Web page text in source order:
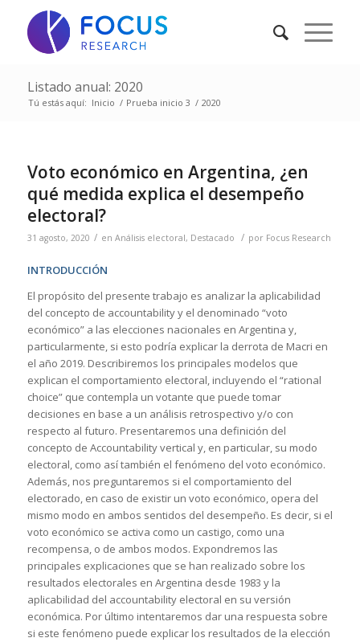
Listado anual: 2020
Tú estás aquí: Inicio / Prueba inicio 3 / 2020
Voto económico en Argentina, ¿en
qué medida explica el desempeño
electoral?
31 agosto, 2020 / en Análisis electoral, Destacado / por Focus Research
INTRODUCCIÓN
El propósito del presente trabajo es analizar la aplicabilidad
del concepto de accountability y el denominado “voto
económico” a las elecciones nacionales en Argentina y,
particularmente, si esto podría explicar la derrota de Macri en
el año 2019. Describiremos los principales modelos que
explican el comportamiento electoral, incluyendo el “rational
choice” que contempla un votante que puede tomar
decisiones en base a un análisis retrospectivo y/o con
respecto al futuro. Presentaremos una definición del
concepto de Accountability vertical y, en particular, su modo
electoral, como así también el fenómeno del voto económico.
Además, nos preguntaremos si el comportamiento del
electorado, en caso de existir un voto económico, opera del
mismo modo en ambos sentidos del desempeño. Es decir, si el
voto económico se activa como un castigo, como una
recompensa, o de ambos modos. Expondremos las
principales explicaciones que se han realizado sobre los
resultados electorales en Argentina desde 1983 y la
aplicabilidad del accountability electoral en su versión
económica. Por último intentaremos dar una respuesta sobre
si este fenómeno puede explicar los resultados de la elección